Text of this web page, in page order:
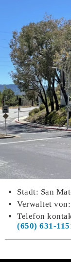
Stadt: San
Verwaltet
Telefon
(650) 631-